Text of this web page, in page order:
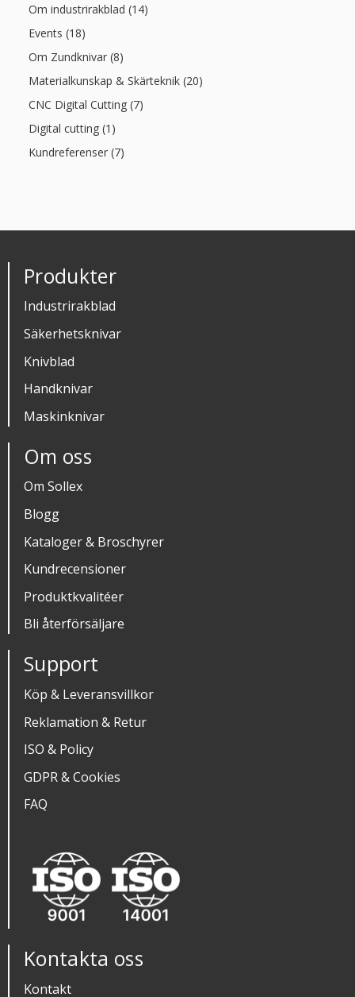
Om industrirakblad (14)
Events (18)
Om Zundknivar (8)
Materialkunskap & Skärteknik (20)
CNC Digital Cutting (7)
Digital cutting (1)
Kundreferenser (7)
Produkter
Industrirakblad
Säkerhetsknivar
Knivblad
Handknivar
Maskinknivar
Om oss
Om Sollex
Blogg
Kataloger & Broschyrer
Kundrecensioner
Produktkvalitéer
Bli återförsäljare
Support
Köp & Leveransvillkor
Reklamation & Retur
ISO & Policy
GDPR & Cookies
FAQ
Kontakta oss
Kontakt